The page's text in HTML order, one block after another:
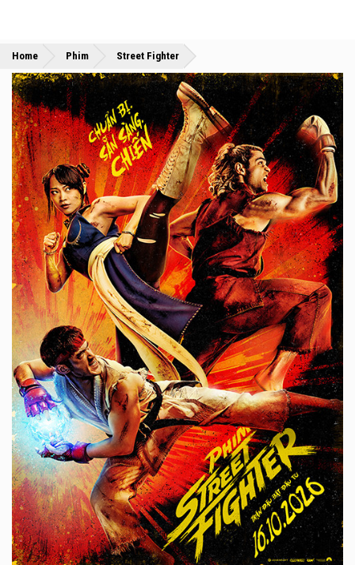
Home »
Phim »
Street Fighter